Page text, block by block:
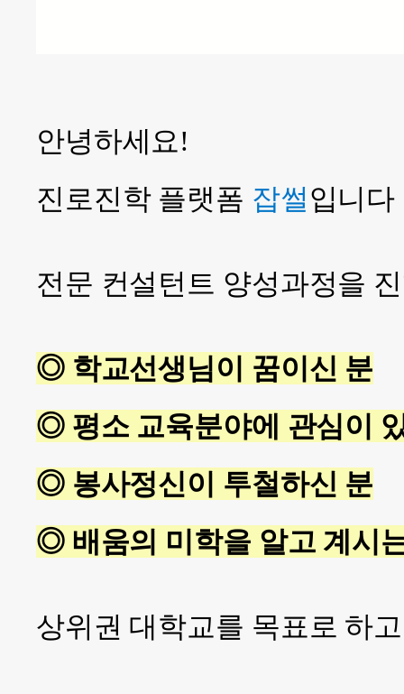
안녕하세요!
진로진학 플랫폼 잡썰입니다
전문 컨설턴트 양성과정을
◎ 학교선생님이 꿈이신 분
◎ 평소 교육분야에 관심이
◎ 봉사정신이 투철하신 분
◎ 배움의 미학을 알고 계시
상위권 대학교를 목표로 하